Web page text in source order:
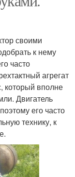
своими
к нему
часто
агрегат
который вполне
Двигатель
его часто
технику, к